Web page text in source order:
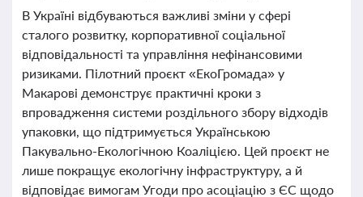
В Україні відбуваються важливі зміни у сфері
сталого розвитку, корпоративної соціальної
відповідальності та управління нефінансовими
ризиками. Пілотний проєкт «ЕкоГромада» у
Макарові демонструє практичні кроки з
впровадження системи роздільного збору відходів
упаковки, що підтримується Українською
Пакувально-Екологічною Коаліцією. Цей проєкт не
лише покращує екологічну інфраструктуру, а й
відповідає вимогам Угоди про асоціацію з ЄС щодо